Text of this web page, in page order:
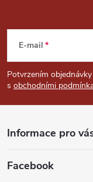
p
a
E-mail
Potvrzením
s obchodními
Informace pro
Facebook